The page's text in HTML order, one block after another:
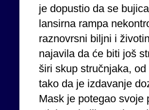
je dopustio da se
lansirna rampa
raznovrsni biljni i
najavila da će biti još
širi skup stručnjaka,
tako da je izdavanje
Mask je potegao svoje